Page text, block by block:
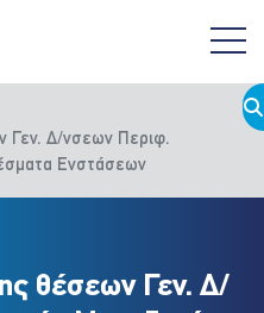
Γεν. Δ/νσεων Περιφ.
Ενστάσεων
θέσεων Γεν. Δ/